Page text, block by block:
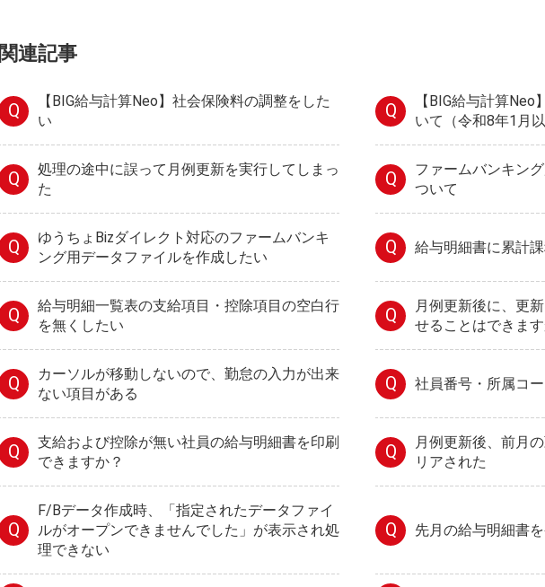
関連記事
Q
【BIG給与計算Neo】社会保険料の調整をした
い
Q
【BIG給与計算
いて（令和8年1月以
Q
処理の途中に誤って月例更新を実行してしまっ
た
Q
ファームバンキン
ついて
Q
ゆうちょBizダイレクト対応のファームバンキ
ング用データファイルを作成したい
Q 給与明細書に累計
Q
給与明細一覧表の支給項目・控除項目の空白行
を無くしたい
Q
月例更新後に、更
せることはできます
Q
カーソルが移動しないので、勤怠の入力が出来
ない項目がある
Q 社員番号・所属コ
Q
支給および控除が無い社員の給与明細書を印刷
できますか？
Q
月例更新後、前月
リアされた
Q
F/Bデータ作成時、「指定されたデータファイ
ルがオープンできませんでした」が表示され処
理できない
Q 先月の給与明細書